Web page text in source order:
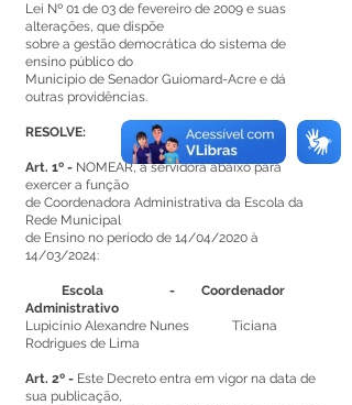
Lei Nº 01 de 03 de fevereiro de 2009 e suas
alterações, que dispõe
sobre a gestão democrática do sistema de
ensino público do
Município de Senador Guiomard-Acre e dá
outras providências.
RESOLVE:
Art. 1º - NOMEAR, a servidora abaixo para
exercer a função
de Coordenadora Administrativa da Escola da
Rede Municipal
de Ensino no período de 14/04/2020 à
14/03/2024:
Escola - Coordenador
Administrativo
Lupicínio Alexandre Nunes Ticiana
Rodrigues de Lima
Art. 2º - Este Decreto entra em vigor na data de
sua publicação,